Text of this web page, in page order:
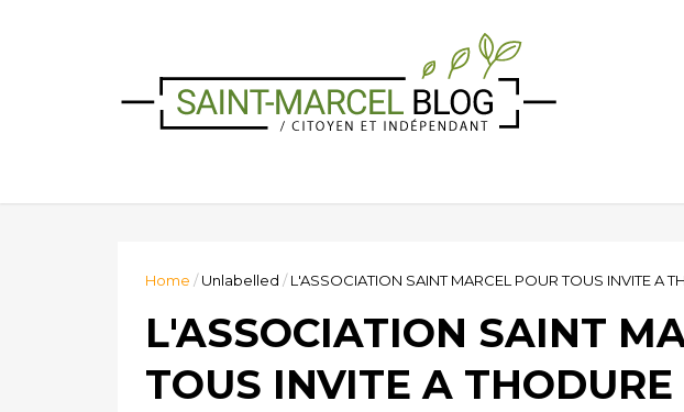
Home /Unlabelled / L'ASSOCIATION SAINT MARCEL POUR TOUS INVITE A
L'ASSOCIATION SAINT
TOUS INVITE A THODURE